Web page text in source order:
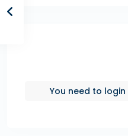
You need to login